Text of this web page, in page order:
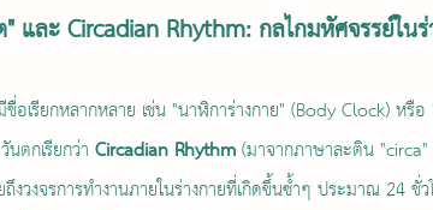
และ Circadian Rhythm: กลไกมหัศจรรย์ในร่
อเรียกหลากหลาย เช่น "นาฬิการ่างกาย" (Body Clock) หรื
ตกเรียกว่า Circadian Rhythm (มาจากภาษาละติน
วงจรการทำงานภายในร่างกายที่เกิดขึ้นซ้ำๆ ประมาณ 24 ชั่